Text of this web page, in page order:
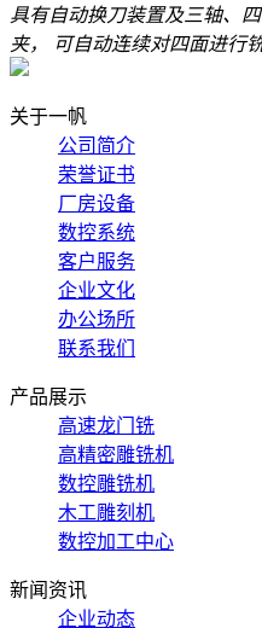
具有自动换刀装置及三轴、
夹， 可自动连续对四面进行
关于一帆
公司简介
荣誉证书
厂房设备
数控系统
客户服务
企业文化
办公场所
联系我们
产品展示
高速龙门铣
高精密雕铣机
数控雕铣机
木工雕刻机
数控加工中心
新闻资讯
企业动态